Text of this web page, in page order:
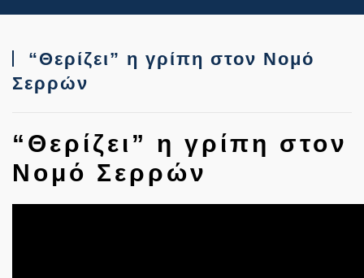
“Θερίζει” η γρίπη στον Νομό
Σερρών
“Θερίζει” η γρίπη στον
Νομό Σερρών